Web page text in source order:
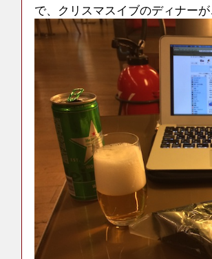
で、クリスマスイブのディナーが